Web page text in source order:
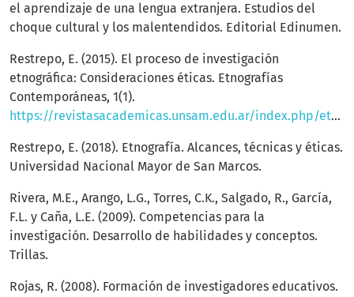
el aprendizaje de una lengua extranjera. Estudios del
choque cultural y los malentendidos. Editorial Edinumen.
Restrepo, E. (2015). El proceso de investigación
etnográfica: Consideraciones éticas. Etnografías
Contemporáneas, 1(1).
https://revistasacademicas.unsam.edu.ar/index.php/etnocontemp/article/view/395
Restrepo, E. (2018). Etnografía. Alcances, técnicas y éticas.
Universidad Nacional Mayor de San Marcos.
Rivera, M.E., Arango, L.G., Torres, C.K., Salgado, R., García,
F.L. y Caña, L.E. (2009). Competencias para la
investigación. Desarrollo de habilidades y conceptos.
Trillas.
Rojas, R. (2008). Formación de investigadores educativos.